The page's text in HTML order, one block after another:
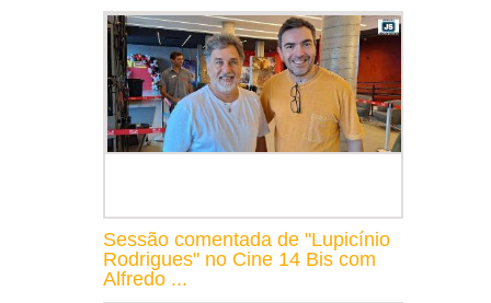
Sessão comentada de "Lupicínio
Rodrigues" no Cine 14 Bis com
Alfredo ...